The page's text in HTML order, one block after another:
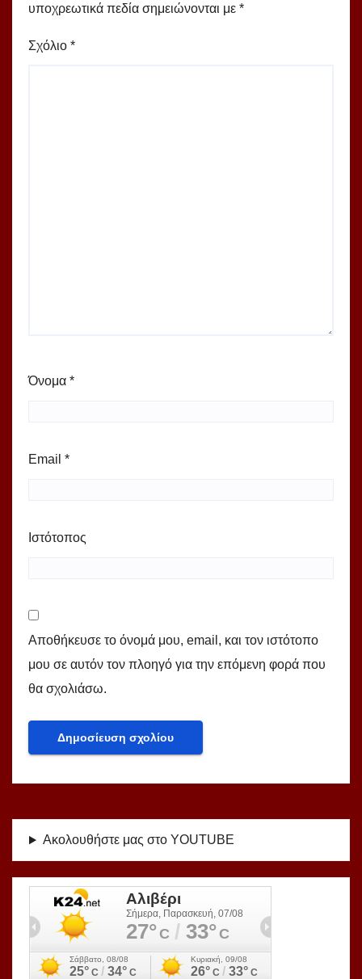
υποχρεωτικά πεδία σημειώνονται με *
Σχόλιο *
Όνομα *
Email *
Ιστότοπος
Αποθήκευσε το όνομά μου, email, και τον ιστότοπο
μου σε αυτόν τον πλοηγό για την επόμενη φορά που
θα σχολιάσω.
Ακολουθήστε μας στο YOUTUBE